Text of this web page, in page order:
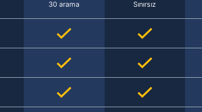
30 arama Sınırsız